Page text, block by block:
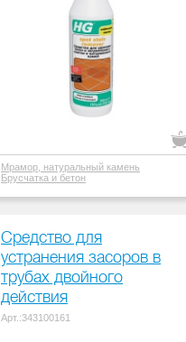
Мрамор, натуральный камень
Брусчатка и бетон
Средство для
устранения засоров в
трубах двойного
действия
Арт.:343100161